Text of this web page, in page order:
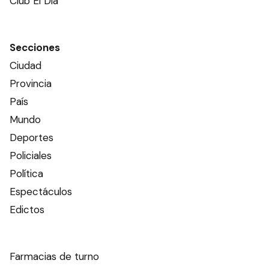
Secciones
Ciudad
Provincia
País
Mundo
Deportes
Policiales
Política
Espectáculos
Edictos
Farmacias de turno